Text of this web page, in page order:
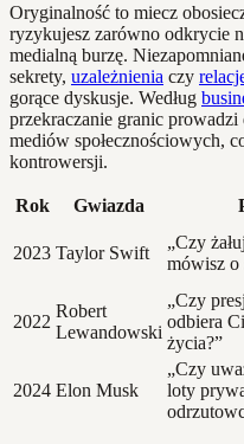
Oryginalność to miecz
ryzykujesz zarówno odkrycie
medialną burzę.
sekrety, uzależnienia czy
gorące dyskusje. Według
przekraczanie granic
mediów społecznościowych,
kontrowersji.
Rok Gwiazda
2023 Taylor Swift
„Czy
mówisz o
2022
Robert
Lewandowski
„Czy
odbiera
życia?”
2024 Elon Musk
„Czy
loty